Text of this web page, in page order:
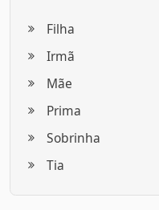
Filha
Irmã
Mãe
Prima
Sobrinha
Tia